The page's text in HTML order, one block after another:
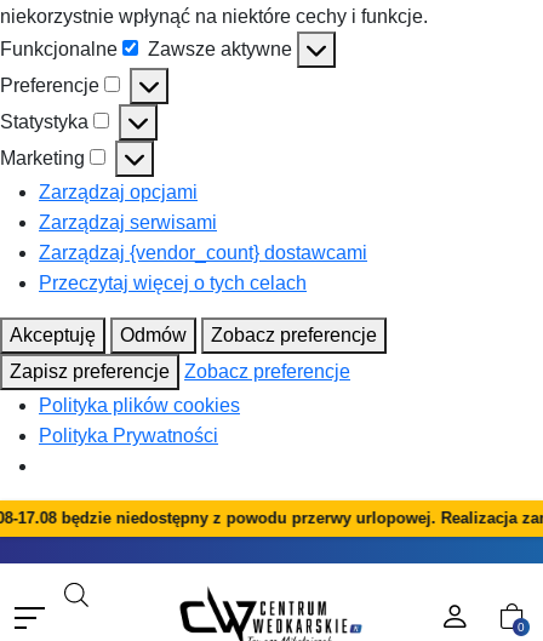
niekorzystnie wpłynąć na niektóre cechy i funkcje.
Funkcjonalne
Funkcjonalne
Zawsze aktywne
Preferencje
Preferencje
Statystyka
Statystyka
Marketing
Marketing
Zarządzaj opcjami
Zarządzaj serwisami
Zarządzaj {vendor_count} dostawcami
Przeczytaj więcej o tych celach
Akceptuję Odmów
Zobacz preferencje
Zapisz preferencje
Zobacz preferencje
Polityka plików cookies
Polityka Prywatności
będzie niedostępny z powodu przerwy urlopowej. Realizacja
0